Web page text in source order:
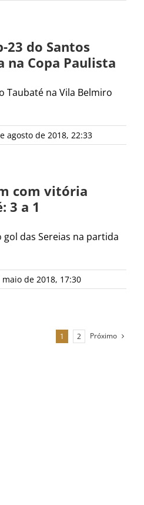
23 do Santos
na Copa Paulista
Taubaté na Vila Belmiro
agosto de 2018, 22:33
com vitória
3 a 1
das Sereias na partida
maio de 2018, 17:30
1 2 Próximo